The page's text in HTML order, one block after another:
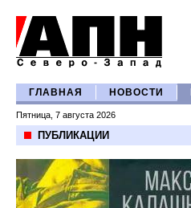
ГЛАВНАЯ НОВОСТИ
Пятница, 7 августа 2026
ПУБЛИКАЦИИ